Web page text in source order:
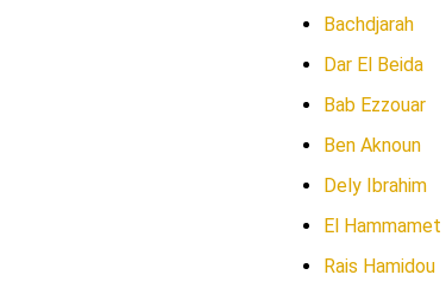
Bachdjarah
Dar El Beida
Bab Ezzouar
Ben Aknoun
Dely Ibrahim
El Hammamet
Rais Hamidou